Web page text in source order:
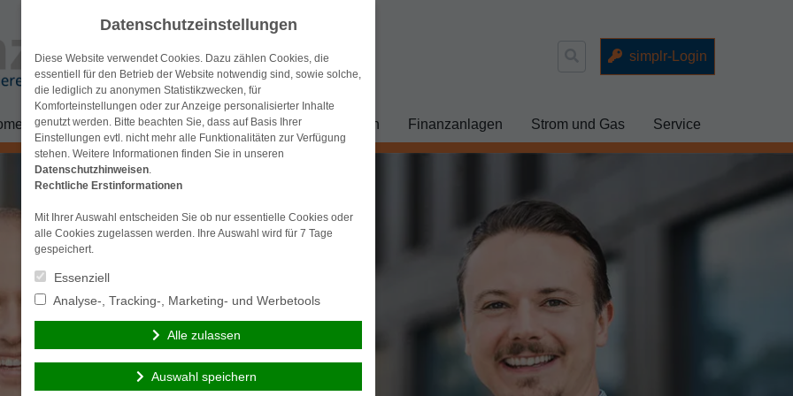
simplr-Login
Versicherungen Baufinanzierung Immobilien Finanzanlagen Strom und Gas Service
Datenschutzeinstellungen
Diese Website verwendet Cookies. Dazu zählen Cookies, die
essentiell für den Betrieb der Website notwendig sind, sowie solche,
die lediglich zu anonymen Statistikzwecken, für
Komforteinstellungen oder zur Anzeige personalisierter Inhalte
genutzt werden. Bitte beachten Sie, dass auf Basis Ihrer
Einstellungen evtl. nicht mehr alle Funktionalitäten zur Verfügung
stehen. Weitere Informationen finden Sie in unseren
Datenschutzhinweisen.
Rechtliche Erstinformationen
Mit Ihrer Auswahl entscheiden Sie ob nur essentielle Cookies oder
alle Cookies zugelassen werden. Ihre Auswahl wird für 7 Tage
gespeichert.
Essenziell
Analyse-, Tracking-, Marketing- und Werbetools
Alle zulassen
Auswahl speichern